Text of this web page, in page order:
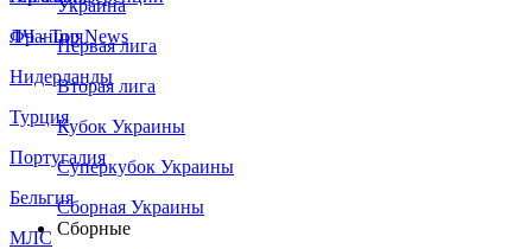
Франция
Нидерланды
Турция
Португалия
Бельгия
МЛС
ЛЧ - Top News
Украина
Первая лига
Вторая лига
Кубок Украины
Суперкубок Украины
Сборная Украины
Сборные